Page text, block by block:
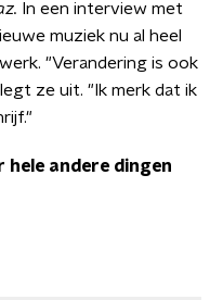
In een interview met
muziek nu al heel
"Verandering is ook
ze uit. "Ik merk dat ik
hele andere dingen